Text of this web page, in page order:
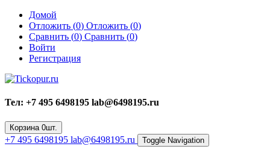
Домой
Отложить (0) Отложить (0)
Сравнить (0) Сравнить (0)
Войти
Регистрация
Тел: +7 495 6498195 lab@6498195.ru
Корзина 0шт.
+7 495 6498195 lab@6498195.ru Toggle Navigation